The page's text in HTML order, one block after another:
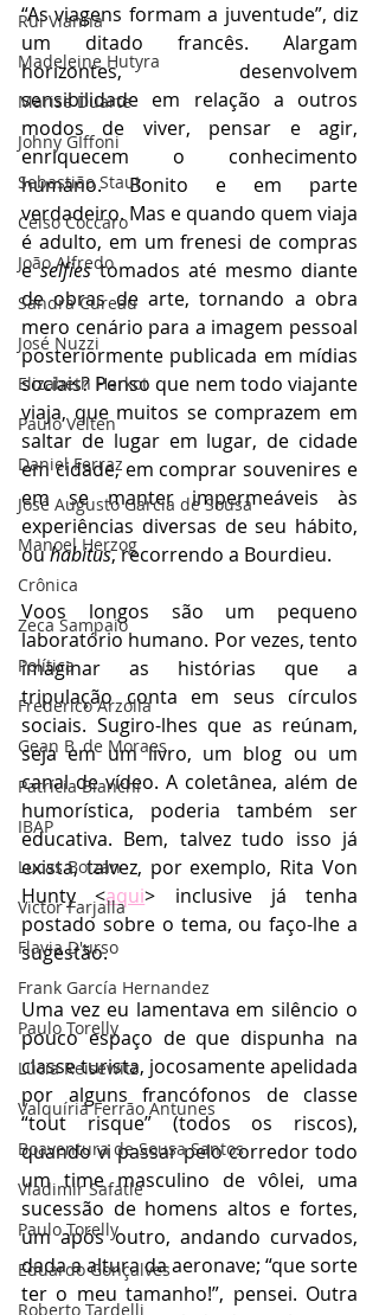
Rui Vianna
Madeleine Hutyra
Marise Duarte
Johny GIffoni
Sebastião Staut
Celso Coccaro
João Alfredo
Sandra Cureau
José Nuzzi
Elizabeth Harkot
Paulo Velten
Daniel Ferraz
José Augusto Garcia de Sousa
Manoel Herzog
Crônica
Zeca Sampaio
Política
Frederico Arzolla
Gean B. de Moraes
Patrícia Bianchi
IBAP
Lucas Bolzan
Victor Farjalla
Flavia D'urso
Frank García Hernandez
Paulo Torelly
Lúcia Reisewitz
Valquíria Ferrão Antunes
Boaventura de Sousa Santos
Vladimir Safatle
Paulo Torelly
Eduardo Gonçalves
Roberto Tardelli
“As viagens formam a juventude”, diz
um ditado francês. Alargam
horizontes, desenvolvem
sensibilidade em relação a outros
modos de viver, pensar e agir,
enriquecem o conhecimento
humano. Bonito e em parte
verdadeiro. Mas e quando quem viaja
é adulto, em um frenesi de compras
e selfies tomados até mesmo diante
de obras de arte, tornando a obra
mero cenário para a imagem pessoal
posteriormente publicada em mídias
sociais? Penso que nem todo viajante
viaja, que muitos se comprazem em
saltar de lugar em lugar, de cidade
em cidade, em comprar souvenires e
em se manter impermeáveis às
experiências diversas de seu hábito,
ou habitus, recorrendo a Bourdieu.
Voos longos são um pequeno
laboratório humano. Por vezes, tento
imaginar as histórias que a
tripulação conta em seus círculos
sociais. Sugiro-lhes que as reúnam,
seja em um livro, um blog ou um
canal de vídeo. A coletânea, além de
humorística, poderia também ser
educativa. Bem, talvez tudo isso já
exista, talvez, por exemplo, Rita Von
Hunty <aqui> inclusive já tenha
postado sobre o tema, ou faço-lhe a
sugestão.
Uma vez eu lamentava em silêncio o
pouco espaço de que dispunha na
classe turista, jocosamente apelidada
por alguns francófonos de classe
“tout risque” (todos os riscos),
quando vi passar pelo corredor todo
um time masculino de vôlei, uma
sucessão de homens altos e fortes,
um após outro, andando curvados,
dada a altura da aeronave; “que sorte
ter o meu tamanho!”, pensei. Outra